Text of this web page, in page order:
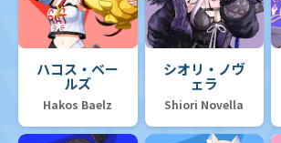
ハコス・ベー
ルズ
Hakos Baelz
シオリ・ノヴ
ェラ
Shiori Novella